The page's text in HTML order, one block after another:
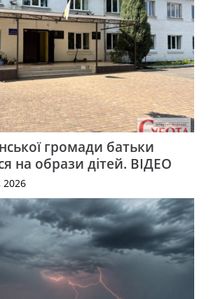
громади батьки
на образи дітей. ВІДЕО
2026